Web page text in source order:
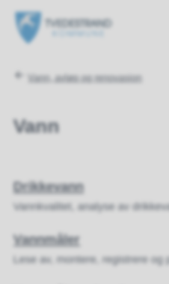
Tvedestrand kommune
Du er her:
Vann, avløp og renovasjon
Vann
Drikkevann
Vannkvalitet, analyse av
Vannmåler
Lese av, montere, registrere og